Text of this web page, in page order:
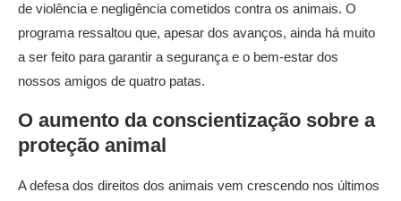
de violência e negligência cometidos contra os animais. O
programa ressaltou que, apesar dos avanços, ainda há muito
a ser feito para garantir a segurança e o bem-estar dos
nossos amigos de quatro patas.
O aumento da conscientização sobre a
proteção animal
A defesa dos direitos dos animais vem crescendo nos últimos